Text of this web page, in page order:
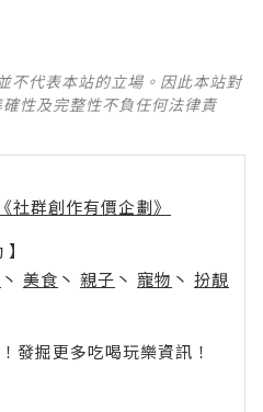
不代表本站的立場。因此本站對
性及完整性不負任何法律責
社群創作有價企劃》
丶 美食 丶 親子 丶 寵物 丶 扮靚
掘更多吃喝玩樂資訊！